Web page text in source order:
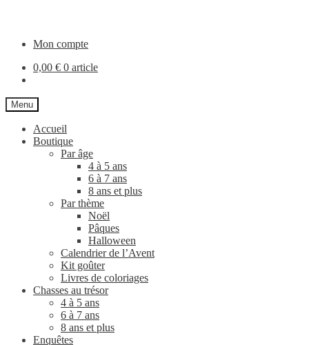
navigationMon compte
0,00 € 0 article
Menu
Accueil
Boutique
Par âge
4 à 5 ans
6 à 7 ans
8 ans et plus
Par thème
Noël
Pâques
Halloween
Calendrier de l’Avent
Kit goûter
Livres de coloriages
Chasses au trésor
4 à 5 ans
6 à 7 ans
8 ans et plus
Enquêtes